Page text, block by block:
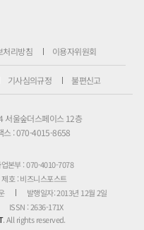
처리방침 이용자위원회
기사심의규정 불편신고
서울숲더스페이스 12층
스 : 070-4015-8658
업본부 : 070-4010-7078
제호 : 비즈니스포스트
발행일자: 2013년 12월 2일
ISSN : 2636-171X
. All rights reserved.